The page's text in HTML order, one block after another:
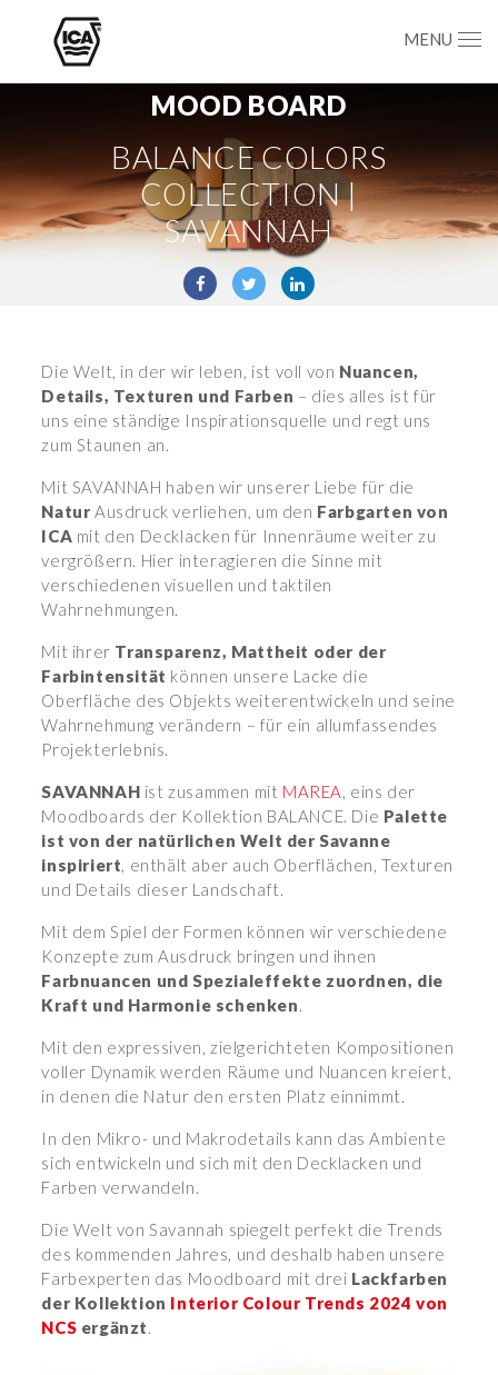
MENU
MOOD BOARD
BALANCE COLORS
COLLECTION |
SAVANNAH
Die Welt, in der wir leben, ist voll von Nuancen,
Details, Texturen und Farben – dies alles ist für
uns eine ständige Inspirationsquelle und regt uns
zum Staunen an.
Mit SAVANNAH haben wir unserer Liebe für die
Natur Ausdruck verliehen, um den Farbgarten von
ICA mit den Decklacken für Innenräume weiter zu
vergrößern. Hier interagieren die Sinne mit
verschiedenen visuellen und taktilen
Wahrnehmungen.
Mit ihrer Transparenz, Mattheit oder der
Farbintensität können unsere Lacke die
Oberfläche des Objekts weiterentwickeln und seine
Wahrnehmung verändern – für ein allumfassendes
Projekterlebnis.
SAVANNAH ist zusammen mit MAREA, eins der
Moodboards der Kollektion BALANCE. Die Palette
ist von der natürlichen Welt der Savanne
inspiriert, enthält aber auch Oberflächen, Texturen
und Details dieser Landschaft.
Mit dem Spiel der Formen können wir verschiedene
Konzepte zum Ausdruck bringen und ihnen
Farbnuancen und Spezialeffekte zuordnen, die
Kraft und Harmonie schenken.
Mit den expressiven, zielgerichteten Kompositionen
voller Dynamik werden Räume und Nuancen kreiert,
in denen die Natur den ersten Platz einnimmt.
In den Mikro- und Makrodetails kann das Ambiente
sich entwickeln und sich mit den Decklacken und
Farben verwandeln.
Die Welt von Savannah spiegelt perfekt die Trends
des kommenden Jahres, und deshalb haben unsere
Farbexperten das Moodboard mit drei Lackfarben
der Kollektion Interior Colour Trends 2024 von
NCS ergänzt.